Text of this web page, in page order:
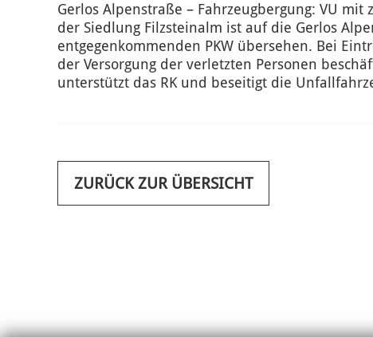
Gerlos Alpenstraße – Fahrzeugbergung: VU mit
der Siedlung Filzsteinalm ist auf die Gerlos
entgegenkommenden PKW übersehen. Bei
der Versorgung der verletzten Personen
unterstützt das RK und beseitigt die
ZURÜCK ZUR ÜBERSICHT